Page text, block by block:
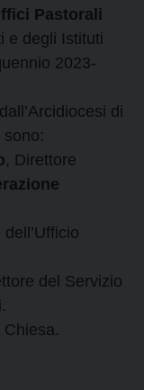
Pastorali
e degli Istituti
2023-
di
, Direttore
del Servizio
.